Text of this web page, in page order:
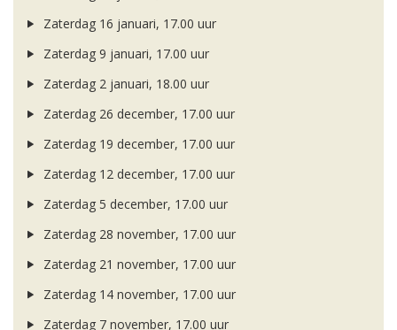
Zaterdag 16 januari, 17.00 uur
Zaterdag 9 januari, 17.00 uur
Zaterdag 2 januari, 18.00 uur
Zaterdag 26 december, 17.00 uur
Zaterdag 19 december, 17.00 uur
Zaterdag 12 december, 17.00 uur
Zaterdag 5 december, 17.00 uur
Zaterdag 28 november, 17.00 uur
Zaterdag 21 november, 17.00 uur
Zaterdag 14 november, 17.00 uur
Zaterdag 7 november, 17.00 uur